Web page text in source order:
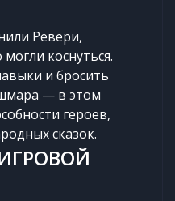
Ревери,
коснуться.
и бросить
— в этом
героев,
сказок.